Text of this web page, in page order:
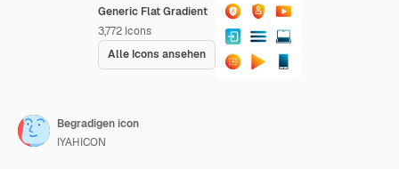
Generic Flat Gradient
3,772 Icons
Alle Icons ansehen
Begradigen icon
IYAHICON